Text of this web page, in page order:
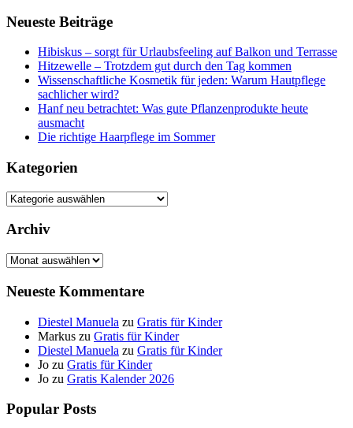
Neueste Beiträge
Hibiskus – sorgt für Urlaubsfeeling auf Balkon und Terrasse
Hitzewelle – Trotzdem gut durch den Tag kommen
Wissenschaftliche Kosmetik für jeden: Warum Hautpflege
sachlicher wird?
Hanf neu betrachtet: Was gute Pflanzenprodukte heute
ausmacht
Die richtige Haarpflege im Sommer
Kategorien
Kategorien
Archiv
Archiv
Neueste Kommentare
Diestel Manuela zu Gratis für Kinder
Markus zu Gratis für Kinder
Diestel Manuela zu Gratis für Kinder
Jo zu Gratis für Kinder
Jo zu Gratis Kalender 2026
Popular Posts